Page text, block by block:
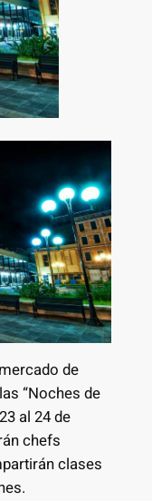
de
“Noches de
al 24 de
chefs
clases